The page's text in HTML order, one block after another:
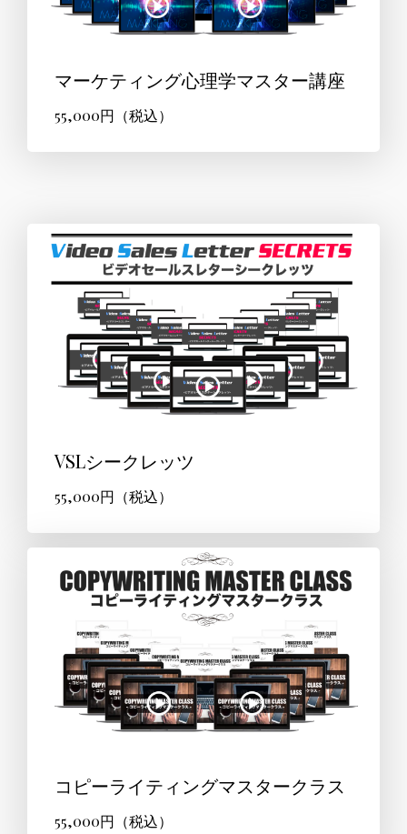
マーケティング心理学マスター講座
55,000円（税込）
VSLシークレッツ
55,000円（税込）
コピーライティングマスタークラス
55,000円（税込）